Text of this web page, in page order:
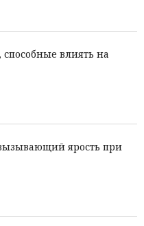
влиять на
ярость при